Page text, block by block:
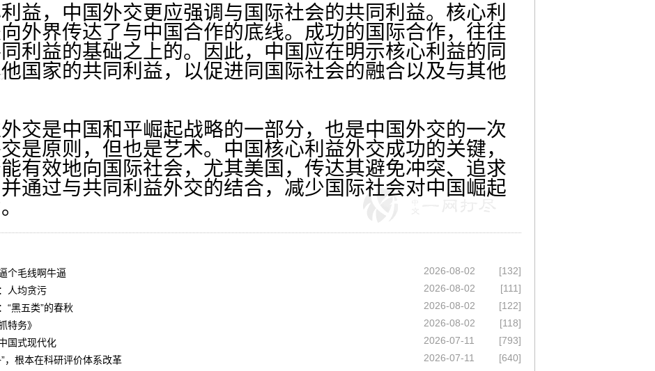
，中国外交更应强调与国际社会的共同利益。核心利
外界传达了与中国合作的底线。成功的国际合作，往往
利益的基础之上的。因此，中国应在明示核心利益的同
国家的共同利益，以促进同国际社会的融合以及与其他
是中国和平崛起战略的一部分，也是中国外交的一次
是原则，但也是艺术。中国核心利益外交成功的关键，
有效地向国际社会，尤其美国，传达其避免冲突、追求
通过与共同利益外交的结合，减少国际社会对中国崛起
个毛线啊牛逼
2026-08-02
[132]
人均贪污
2026-08-02
[111]
“黑五类”的春秋
2026-08-02
[122]
特务》
2026-08-02
[118]
国式现代化
2026-07-11
[793]
，根本在科研评价体系改革
2026-07-11
[640]